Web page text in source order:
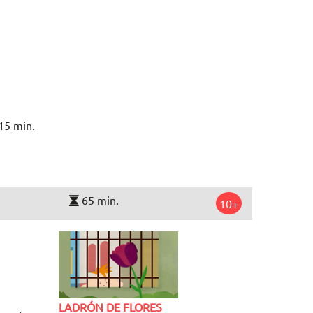
min.
65 min. 10+
LADRÓN DE FLORES